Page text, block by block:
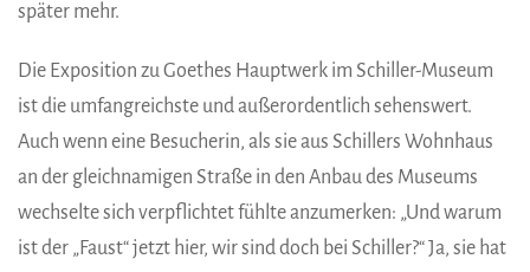
später mehr.
Die Exposition zu Goethes Hauptwerk im Schiller-Museum
ist die umfangreichste und außerordentlich sehenswert.
Auch wenn eine Besucherin, als sie aus Schillers Wohnhaus
an der gleichnamigen Straße in den Anbau des Museums
wechselte sich verpflichtet fühlte anzumerken: „Und warum
ist der „Faust“ jetzt hier, wir sind doch bei Schiller?“ Ja, sie hat